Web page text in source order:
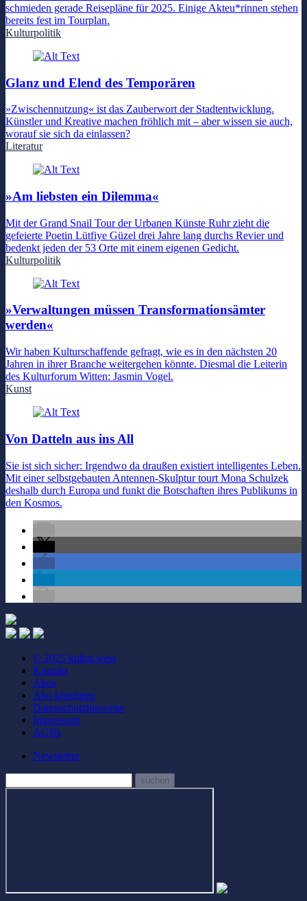
schmieden gerade Reisepläne für 2025. Einige Akteu*rinnen stehen
bereits fest im Tourplan.
Kulturpolitik
Glanz und Elend des Temporären
»Zwischennutzung« ist das Zauberwort der Stadtentwicklung.
Künstler und Kreative machen fröhlich mit – aber wissen sie auch,
worauf sie sich da einlassen?
Literatur
»Am liebsten ein Dilemma«
Mit der Grand Snail Tour der Urbanen Künste Ruhr zieht die
gefeierte Poetin Lütfiye Güzel drei Jahre lang durchs Revier und
bedenkt jeden der 53 Orte mit einem eigenen Gedicht.
Kulturpolitik
»Verwaltungen müssen Transformationsämter
werden«
Wir haben Kulturschaffende gefragt, wie es in den nächsten 20
Jahren in ihrer Branche weitergehen könnte. Diesmal die Leiterin
des Kulturforum Witten: Jasmin Vogel.
Kunst
Von Datteln aus ins All
Sie ist sich sicher: Irgendwo da draußen existiert intelligentes Leben.
Mit einer selbstgebauten Antennen-Skulptur tourt Mona Schulzek
deshalb durch Europa und funkt die Botschaften ihres Publikums in
den Kosmos.
© 2025 kultur.west
Kontakt
Abos
Abo kündigen
Datenschutzhinweise
Impressum
AGBs
Newsletter